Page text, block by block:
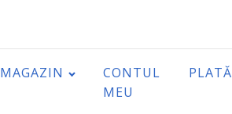
MAGAZIN
CONTUL
MEU
PLATĂ